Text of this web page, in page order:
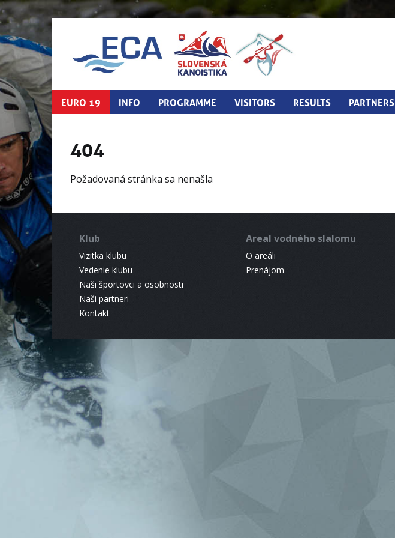
EURO 19 INFO PROGRAMME VISITORS RESULTS PARTNERS
404
Požadovaná stránka sa nenašla
Klub
Vizitka klubu
Vedenie klubu
Naši športovci a osobnosti
Naši partneri
Kontakt
Areal vodného slalomu
O areáli
Prenájom